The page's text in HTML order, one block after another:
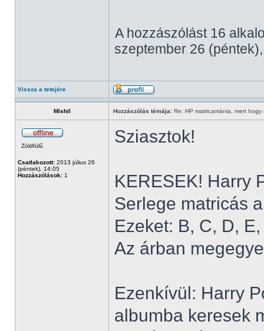
A hozzászólást 16
szeptember 26
Vissza a tetejére
Mishil Hozzászólás témája: Re: HP matricamánia, mert hogy
Zöldfülű
Csatlakozott: 2013 július 26
(péntek), 14:05
Hozzászólások: 1
Sziasztok!
KERESEK! Harry
Serlege matricás
Ezeket: B, C, D,
Az árban
Ezenkívül: Harry
albumba keresek